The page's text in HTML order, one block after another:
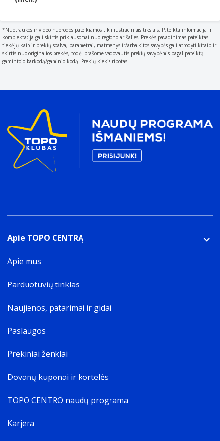
The frequency (Hz) which is required to power the
50-60 Hz
Išvesties galia
The power that the device can produce.
65 W
19 V
Maitinimo apsaugos ypatybės
Features that protect the device against power
problems e.g. overload.
Apsauga nuo per didelės įtampos, Apsauga nuo
What other brands this brand can be used with.
Suderinamumas
Laptop
Produkto spalva
Juoda
Lengvas instaliavimas
Svoris ir matmenys
How long the cable is.
Plotis
side.
*Nuotraukos ir video nuorodos pateikiamos tik iliustraciniais tikslais. Pateikta informacija ir
komplektacija gali skirtis priklausomai nuo regiono ar šalies. Prekės pavadinimas pateiktas
tiekėjų kaip ir prekių spalva, parametrai, matmenys ir/arba kitos savybės gali atrodyti kitaip ir
skirtis nuo originalios prekės, todėl prašome vadovautis prekių savybėmis pagal pateiktą
gamintojo barkodą/gaminio kodą. Prekių kiekis ribotas.
Apie TOPO CENTRĄ
Apie mus
Parduotuvių tinklas
Naujienos, patarimai ir gidai
Paslaugos
Prekiniai ženklai
Dovanų kuponai ir kortelės
TOPO CENTRO naudų programa
Karjera